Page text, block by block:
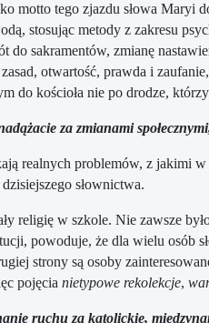
motto tego zjazdu słowa Maryi
stosując metody z zakresu
sakramentów, zmianę
otwartość, prawda i
do kościoła nie po drodze,
za zmianami
realnych problemów, z jakimi
słownictwa.
religię w szkole. Nie zawsze
powoduje, że dla wielu osób
strony są osoby
pojęcia nietypowe rekolekcje,
ruchu za katolickie,